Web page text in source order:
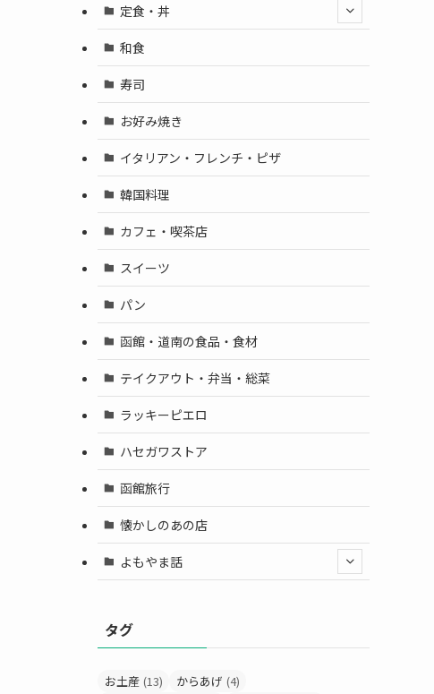
定食・丼
和食
寿司
お好み焼き
イタリアン・フレンチ・ピザ
韓国料理
カフェ・喫茶店
スイーツ
パン
函館・道南の食品・食材
テイクアウト・弁当・総菜
ラッキーピエロ
ハセガワストア
函館旅行
懐かしのあの店
よもやま話
タグ
お土産 (13) からあげ (4)